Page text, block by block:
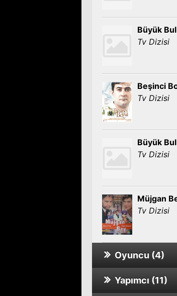
Büyük
Tv Dizisi
Beşinci
Tv Dizisi
Büyük
Tv Dizisi
Müjgan
Tv Dizisi
Oyuncu (4)
Kapalı
Video
Yapımcı (11)